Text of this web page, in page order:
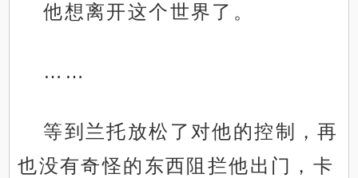
他想离开这个世界了。
……
等到兰托放松了对他的控制，再
也没有奇怪的东西阻拦他出门，卡